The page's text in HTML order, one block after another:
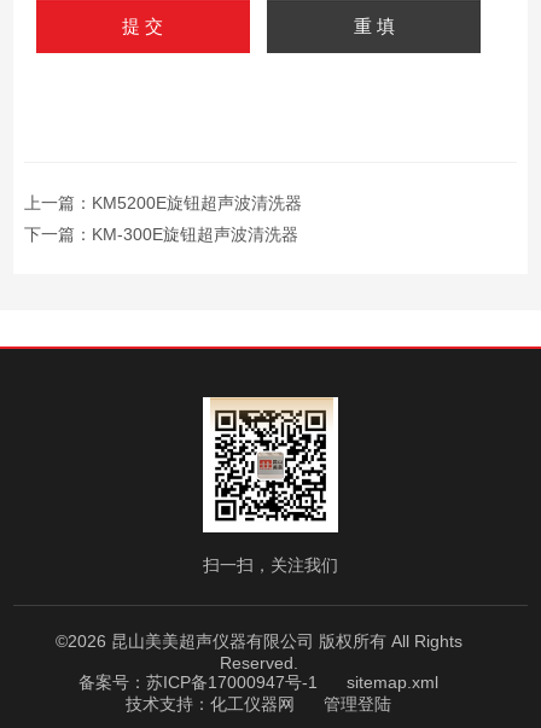
上一篇： KM5200E旋钮超声波清洗器
下一篇： KM-300E旋钮超声波清洗器
扫一扫，关注我们
©2026 昆山美美超声仪器有限公司 版权所有 All Rights
Reserved.
备案号：苏ICP备17000947号-1
sitemap.xml
技术支持： 化工仪器网 管理登陆